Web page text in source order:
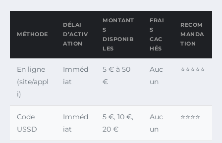
MÉTHODE
DÉLAI
D’ACTIV
ATION
MONTANT
S
DISPONIB
LES
FRAI
S
CAC
HÉS
RECOM
MANDA
TION
En ligne
(site/appl
i)
Imméd
iat
5 € à 50
€
Auc
un
⭐⭐⭐⭐⭐
Code
USSD
Imméd
iat
5 €, 10 €,
20 €
Auc
un
⭐⭐⭐⭐